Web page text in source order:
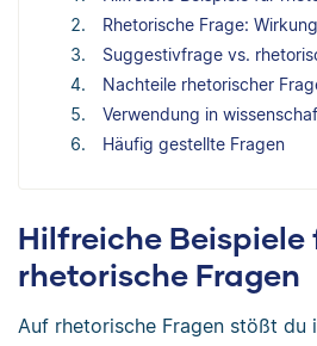
Rhetorische Frage:
Suggestivfrage vs.
Nachteile rhetorischer
Verwendung in
Häufig gestellte Fragen
Hilfreiche Beispiele
rhetorische Fragen
Auf rhetorische Fragen stößt du